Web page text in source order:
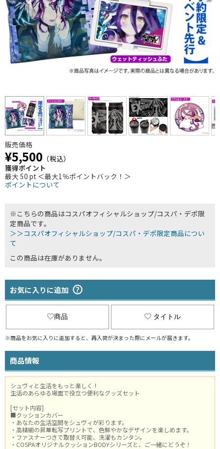
販売価格
¥5,500 （税込）
獲得ポイント
最大 50 pt ＜最大1％ポイントバック！＞
ポイントについて
※こちらの商品はコスパオフィシャルショップ/コスパ・デポ限
定商品です。
＞＞コスパオフィシャルショップ/コスパ・デポ限定商品につい
て
この商品は在庫がありません。
お気に入りに追加
商品 タイトル
※商品をお気に入りに追加すると、再入荷が決まった際にメールが届きます。
商品情報
シュヴィと生活をもっと楽しく！
生活のあらゆる場面で役立つ便利なグッズセット
[セット内容]
■クッションカバー
・あなたの生活空間をシュヴィが彩ります。
・高精細の昇華転写プリントで、色鮮やかなデザインを楽しめます。
・ファスナーつきで取替え可能、洗濯もカンタン。
・COSPAオリジナルクッションBODYシリーズと、ご一緒にどうぞ！